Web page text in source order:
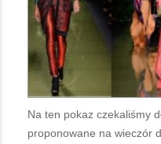
Na ten pokaz czekaliśmy
proponowane na wieczór